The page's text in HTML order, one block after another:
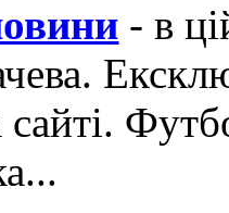
- в
сайті.